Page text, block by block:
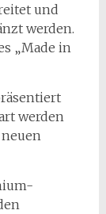
und
werden.
„Made in
werden